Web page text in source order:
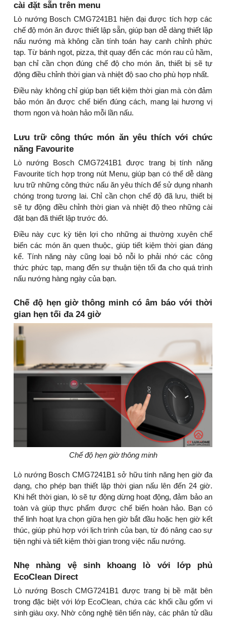
cài đặt sẵn trên menu
Lò nướng Bosch CMG7241B1 hiện đại được tích hợp các
chế độ món ăn được thiết lập sẵn, giúp bạn dễ dàng thiết lập
nấu nướng mà không cần tính toán hay canh chỉnh phức
tạp. Từ bánh ngọt, pizza, thịt quay đến các món rau củ hầm,
bạn chỉ cần chọn đúng chế độ cho món ăn, thiết bị sẽ tự
động điều chỉnh thời gian và nhiệt độ sao cho phù hợp nhất.
Điều này không chỉ giúp bạn tiết kiệm thời gian mà còn đảm
bảo món ăn được chế biến đúng cách, mang lại hương vị
thơm ngon và hoàn hảo mỗi lần nấu.
Lưu trữ công thức món ăn yêu thích với chức
năng Favourite
Lò nướng Bosch CMG7241B1 được trang bị tính năng
Favourite tích hợp trong nút Menu, giúp bạn có thể dễ dàng
lưu trữ những công thức nấu ăn yêu thích để sử dụng nhanh
chóng trong tương lai. Chỉ cần chọn chế độ đã lưu, thiết bị
sẽ tự động điều chỉnh thời gian và nhiệt độ theo những cài
đặt bạn đã thiết lập trước đó.
Điều này cực kỳ tiện lợi cho những ai thường xuyên chế
biến các món ăn quen thuộc, giúp tiết kiệm thời gian đáng
kể. Tính năng này cũng loại bỏ nỗi lo phải nhớ các công
thức phức tạp, mang đến sự thuận tiện tối đa cho quá trình
nấu nướng hàng ngày của bạn.
Chế độ hẹn giờ thông minh có âm báo với thời
gian hẹn tối đa 24 giờ
Chế độ hẹn giờ thông minh
Lò nướng Bosch CMG7241B1 sở hữu tính năng hẹn giờ đa
dạng, cho phép bạn thiết lập thời gian nấu lên đến 24 giờ.
Khi hết thời gian, lò sẽ tự động dừng hoạt động, đảm bảo an
toàn và giúp thực phẩm được chế biến hoàn hảo. Bạn có
thể linh hoạt lựa chọn giữa hẹn giờ bắt đầu hoặc hẹn giờ kết
thúc, giúp phù hợp với lịch trình của bạn, từ đó nâng cao sự
tiện nghi và tiết kiệm thời gian trong việc nấu nướng.
Nhẹ nhàng vệ sinh khoang lò với lớp phủ
EcoClean Direct
Lò nướng Bosch CMG7241B1 được trang bị bề mặt bên
trong đặc biệt với lớp EcoClean, chứa các khối cầu gốm vi
sinh giàu oxy. Nhờ công nghệ tiên tiến này, các phân tử dầu